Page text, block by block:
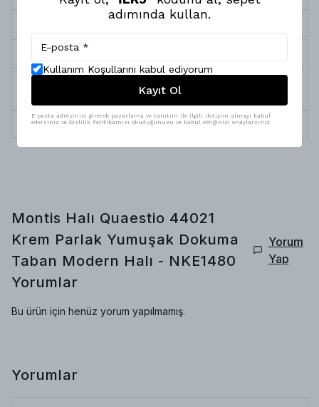
Halı Tipi
İplik Çeşitleri Pamuk, Polyester
Montis Halı Quaestio 44021
Krem Parlak Yumuşak Dokuma
Taban Modern Halı - NKE1480
Yorumlar
Yorum
Yap
Bu ürün için henüz yorum yapılmamış.
Yorumlar
adımında kullan.
Kullanım Koşullarını kabul ediyorum
Kayıt Ol
E-posta adresinizi girerek pazarlama ve tanıtım ile ilgili iletişim almayı kabul
edersiniz ve Gizlilik Politikamızı okuduğunuzu ve kabul ettiğinizi onaylarsınız.